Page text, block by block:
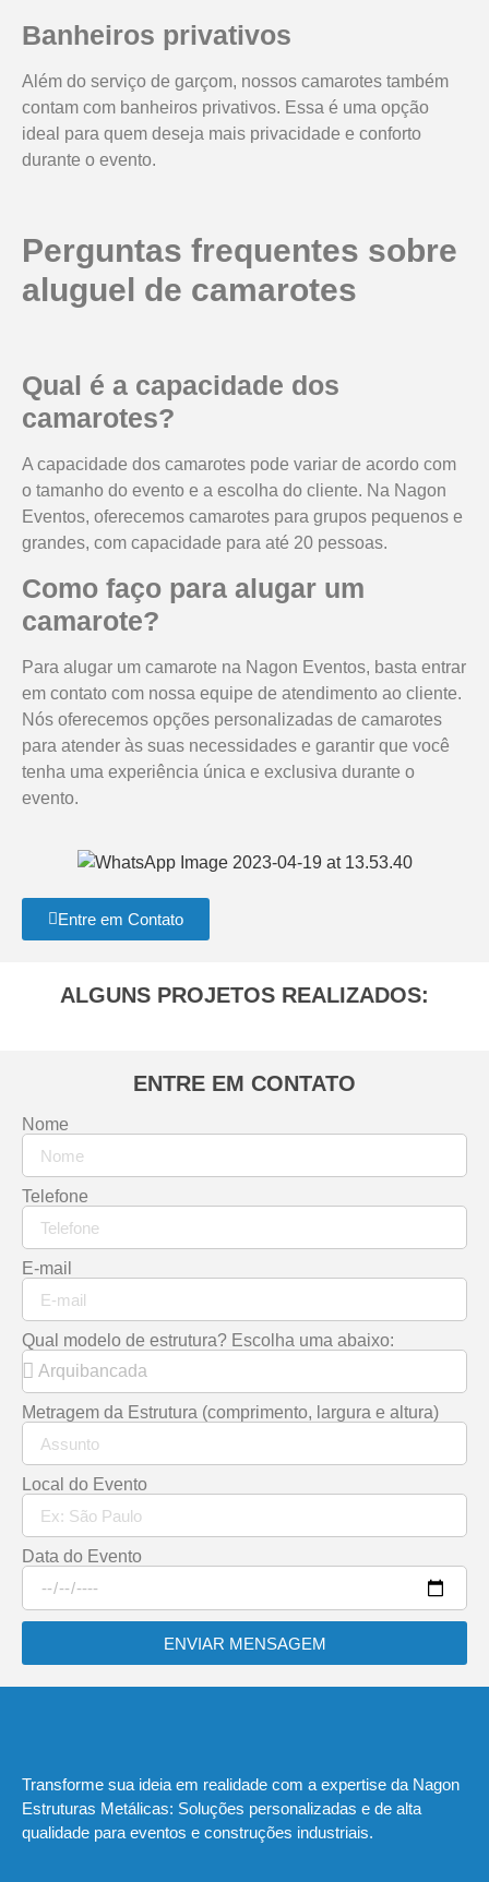
Banheiros privativos
Além do serviço de garçom, nossos camarotes também
contam com banheiros privativos. Essa é uma opção
ideal para quem deseja mais privacidade e conforto
durante o evento.
Perguntas frequentes sobre
aluguel de camarotes
Qual é a capacidade dos
camarotes?
A capacidade dos camarotes pode variar de acordo com
o tamanho do evento e a escolha do cliente. Na Nagon
Eventos, oferecemos camarotes para grupos pequenos e
grandes, com capacidade para até 20 pessoas.
Como faço para alugar um
camarote?
Para alugar um camarote na Nagon Eventos, basta entrar
em contato com nossa equipe de atendimento ao cliente.
Nós oferecemos opções personalizadas de camarotes
para atender às suas necessidades e garantir que você
tenha uma experiência única e exclusiva durante o
evento.
Entre em Contato
ALGUNS PROJETOS REALIZADOS:
ENTRE EM CONTATO
Nome
Telefone
E-mail
Qual modelo de estrutura? Escolha uma abaixo:
Metragem da Estrutura (comprimento, largura e altura)
Local do Evento
Data do Evento
ENVIAR MENSAGEM
Transforme sua ideia em realidade com a expertise da Nagon
Estruturas Metálicas: Soluções personalizadas e de alta
qualidade para eventos e construções industriais.